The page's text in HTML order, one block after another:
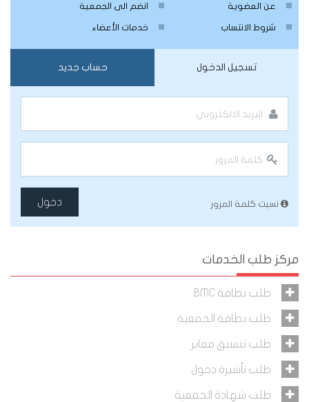
عن العضوية انضم الى الجمعية
شروط الانتساب خدمات الأعضاء
تسجيل الدخول حساب جديد
نسيت كلمة المرور دخول
مركز طلب الخدمات
طلب بطاقة BMC
طلب بطاقة الجمعية
طلب تنسيق معابر
طلب تأشيرة دخول
طلب شهادة الجمعية